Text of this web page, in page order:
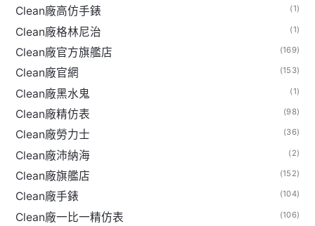
Clean廠高仿手錶 (1)
Clean廠格林尼治 (1)
Clean廠官方旗艦店 (169)
Clean廠官網 (153)
Clean廠黑水鬼 (1)
Clean廠精仿表 (98)
Clean廠勞力士 (36)
Clean廠沛納海 (2)
Clean廠旗艦店 (152)
Clean廠手錶 (104)
Clean廠一比一精仿表 (106)